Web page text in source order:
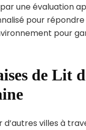
une évaluation
pour répondre
pour
de Lit
villes à